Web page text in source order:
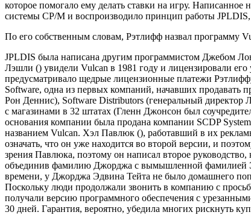
которое помогало ему делать ставки на игру.
системы CP/M и воспроизводило принцип работы
По его собственным словам, Рэтлифф назвал программу
JPLDIS была написана другим программистом Джебом
Лэшли () увидели Vulcan в 1981 году и лицензировали
предусматривало щедрые лицензионные платежи
Software, одна из первых компаний, начавших продавать
Рон Деннис), Software Distributors (генеральный
с магазинами в 32 штатах (Гленн Джонсон был
основания компании была продана компании SCDP
названием Vulcan. Хэл Павлюк (), работавший в их
означать, что он уже находится во второй версии, и
зрения Павлюка, поэтому он написал второе
объединив фамилию Джорджа с вымышленной фамилией
времени, у Джорджа Эдвина Тейта не было домашнего
Поскольку люди продолжали звонить в компанию с
получали версию программного обеспечения с
30 дней. Гарантия, вероятно, убедила многих рискнуть